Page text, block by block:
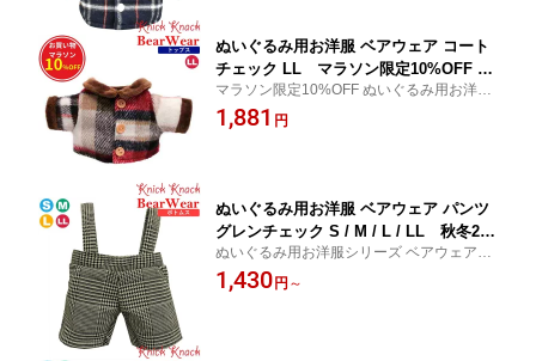
ぬいぐるみ用お洋服 ベアウェア コート
チェック LL マラソン限定10%OFF 秋
冬 衣装 コスチューム 着せ替え ぬい服
ぬい活 ぬい撮り トップス
マラソン限定10%OFF ぬいぐるみ用お洋服
シリーズ ベアウェア 秋冬 トップス ぬい服
1,881 円
ぬいぐるみ用お洋服 ベアウェア パンツ
グレンチェック S / M / L / LL 秋冬24
衣装 コスチューム 着せ替え ぬい服 ぬ
い活 ぬい撮り サイズにより個体差あり
ぬいぐるみ用お洋服シリーズ ベアウェア 秋
冬 ボトムス 衣装 コスチューム 着せ替え ぬ
い服 ぬい活 ぬい撮り 推しぬい
1,430 円 ～